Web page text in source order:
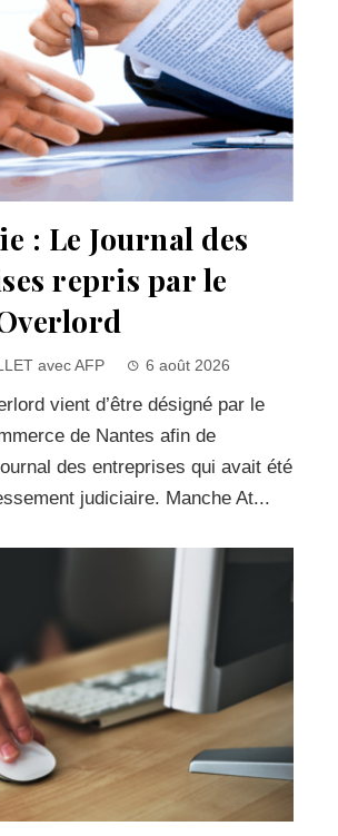
: Le Journal des
repris par le
avec AFP 6 août 2026
vient d’être désigné par le
de Nantes afin de
des entreprises qui avait été
judiciaire. Manche At...